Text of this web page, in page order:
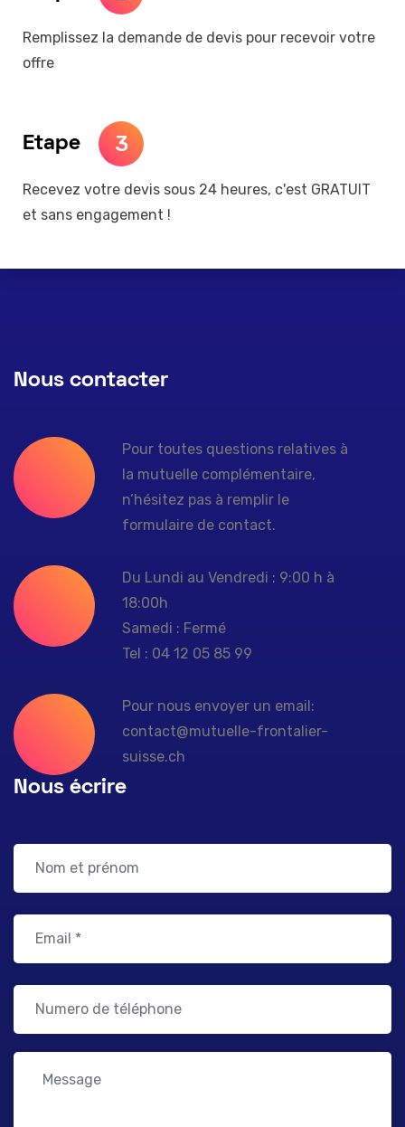
Remplissez la demande de devis pour recevoir votre
offre
Etape 3
Recevez votre devis sous 24 heures, c'est GRATUIT
et sans engagement !
Nous contacter
Pour toutes questions relatives à
la mutuelle complémentaire,
n’hésitez pas à remplir le
formulaire de contact.
Du Lundi au Vendredi : 9:00 h à
18:00h
Samedi : Fermé
Tel : 04 12 05 85 99
Pour nous envoyer un email:
contact@mutuelle-frontalier-
suisse.ch
Nous écrire